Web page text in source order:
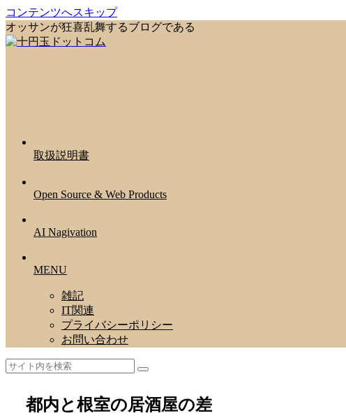
コンテンツへスキップ
オッサンが狂喜乱舞するブログである
取扱説明書
Open Source & Web Products
AI Nagivation
MENU
雑記
IT関連
プライバシーポリシー
お問い合わせ
都内と根室の居酒屋の差